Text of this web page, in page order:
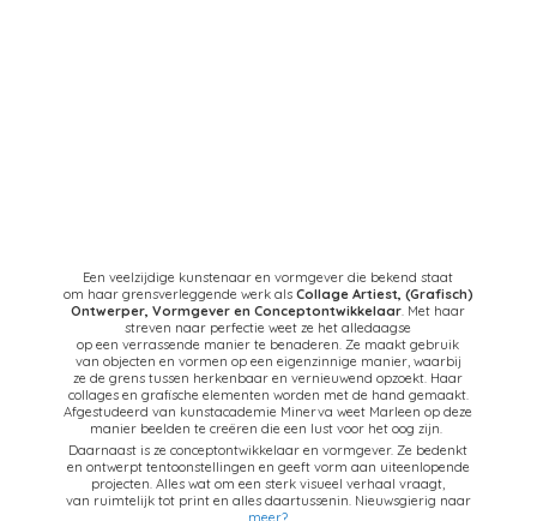
Een veelzijdige kunstenaar en vormgever die bekend staat
om haar grensverleggende werk als Collage Artiest, (Grafisch)
Ontwerper, Vormgever en Conceptontwikkelaar. Met haar
streven naar perfectie weet ze het alledaagse
op een verrassende manier te benaderen. Ze maakt gebruik
van objecten en vormen op een eigenzinnige manier, waarbij
ze de grens tussen herkenbaar en vernieuwend opzoekt. Haar
collages en grafische elementen worden met de hand gemaakt.
Afgestudeerd van kunstacademie Minerva weet Marleen op deze
manier beelden te creëren die een lust voor het oog zijn.
Daarnaast is ze conceptontwikkelaar en vormgever. Ze bedenkt
en ontwerpt tentoonstellingen en geeft vorm aan uiteenlopende
projecten. Alles wat om een sterk visueel verhaal vraagt,
van ruimtelijk tot print en alles daartussenin. Nieuwsgierig naar